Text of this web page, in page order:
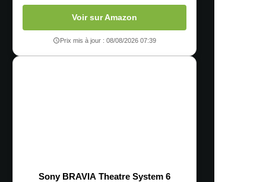
Voir sur Amazon
Prix mis à jour : 08/08/2026 07:39
Sony BRAVIA Theatre System 6